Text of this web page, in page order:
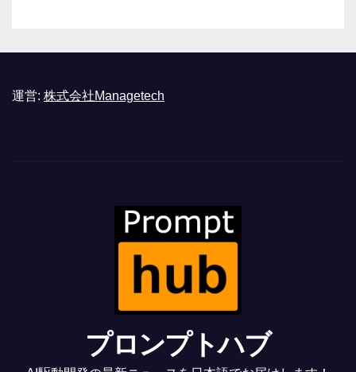
運営: 株式会社Managetech
プロンプトハブ